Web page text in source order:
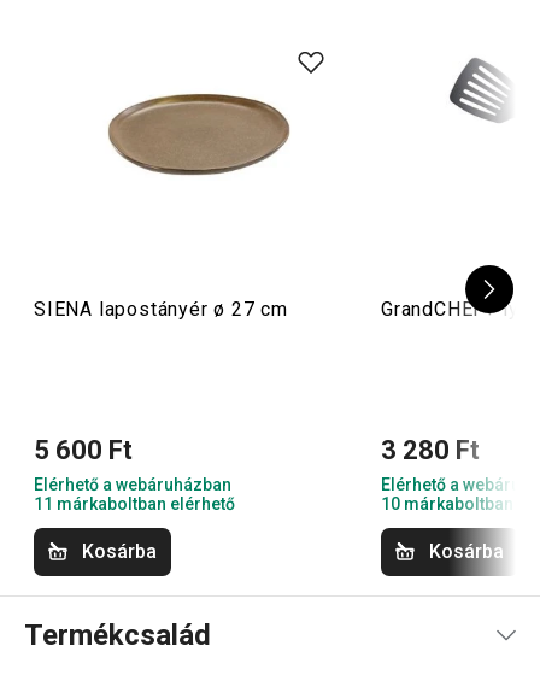
SIENA lapostányér ø 27 cm
5 600 Ft
Elérhető a webáruházban
11 márkaboltban elérhető
Kosárba
GrandCHEF+
3 280 Ft
Elérhető a
10 márkaboltban
Kosárba
Termékcsalád